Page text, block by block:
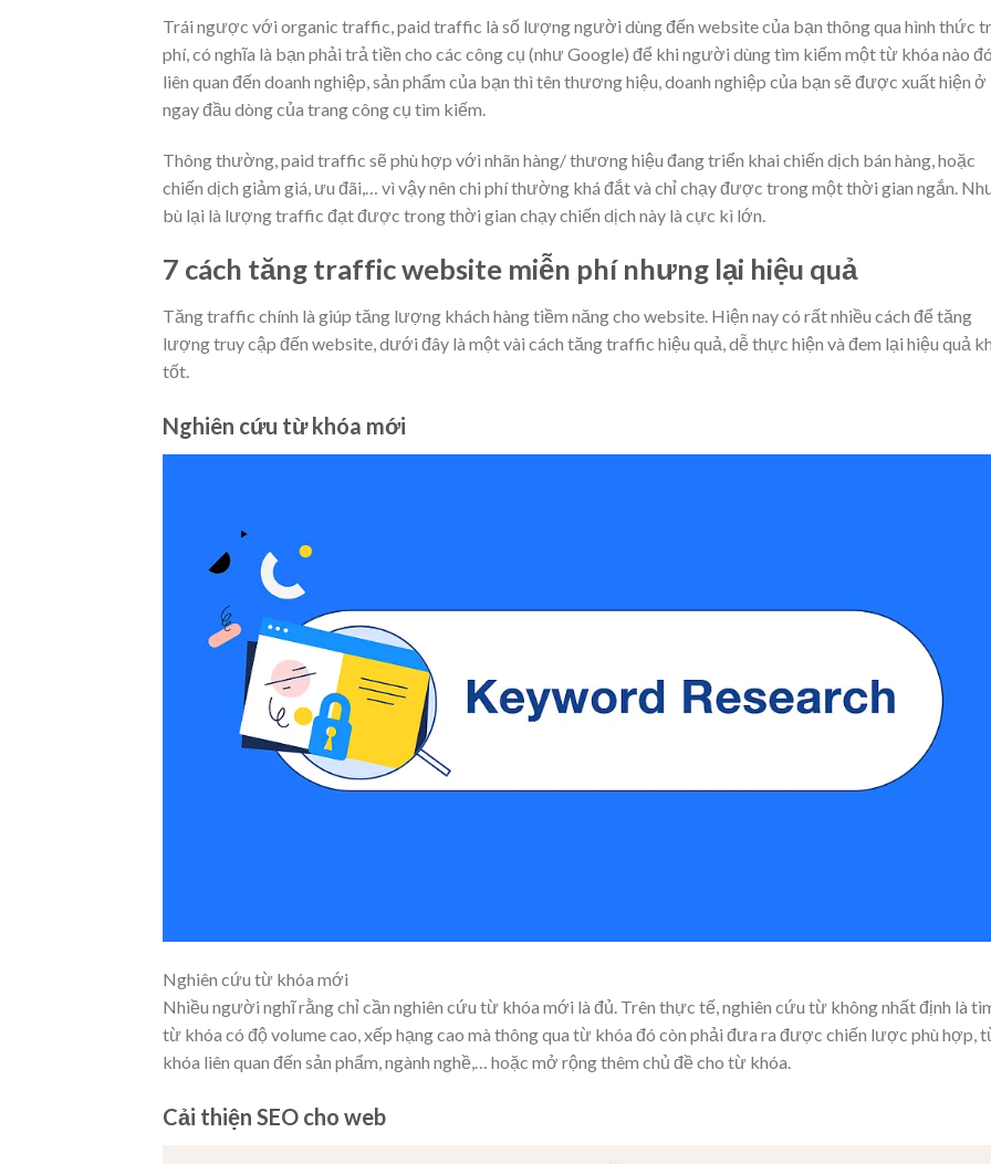
Trái ngược với organic traffic, paid traffic là số lượng người dùng đến website của bạn thông qua hình thức
phí, có nghĩa là bạn phải trả tiền cho các công cụ (như Google) để khi người dùng tìm kiếm một từ khóa nào
liên quan đến doanh nghiệp, sản phẩm của bạn thì tên thương hiệu, doanh nghiệp của bạn sẽ được xuất hiện ở
ngay đầu dòng của trang công cụ tìm kiếm.
Thông thường, paid traffic sẽ phù hợp với nhãn hàng/ thương hiệu đang triển khai chiến dịch bán hàng, hoặc
chiến dịch giảm giá, ưu đãi,… vì vậy nên chi phí thường khá đắt và chỉ chạy được trong một thời gian ngắn.
bù lại là lượng traffic đạt được trong thời gian chạy chiến dịch này là cực kì lớn.
7 cách tăng traffic website miễn phí nhưng lại hiệu quả
Tăng traffic chính là giúp tăng lượng khách hàng tiềm năng cho website. Hiện nay có rất nhiều cách để tăng
lượng truy cập đến website, dưới đây là một vài cách tăng traffic hiệu quả, dễ thực hiện và đem lại hiệu quả
tốt.
Nghiên cứu từ khóa mới
Nghiên cứu từ khóa mới
Nhiều người nghĩ rằng chỉ cần nghiên cứu từ khóa mới là đủ. Trên thực tế, nghiên cứu từ không nhất định là
từ khóa có độ volume cao, xếp hạng cao mà thông qua từ khóa đó còn phải đưa ra được chiến lược phù hợp,
khóa liên quan đến sản phẩm, ngành nghề,… hoặc mở rộng thêm chủ đề cho từ khóa.
Cải thiện SEO cho web